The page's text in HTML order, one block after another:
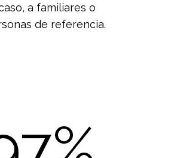
a familiares o
de referencia.